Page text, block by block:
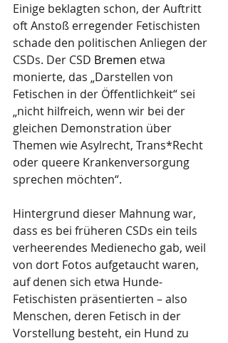
Einige beklagten schon, der Auftritt
oft Anstoß erregender Fetischisten
schade den politischen Anliegen der
CSDs. Der CSD Bremen etwa
monierte, das „Darstellen von
Fetischen in der Öffentlichkeit“ sei
„nicht hilfreich, wenn wir bei der
gleichen Demonstration über
Themen wie Asylrecht, Trans*Recht
oder queere Krankenversorgung
sprechen möchten“.
Hintergrund dieser Mahnung war,
dass es bei früheren CSDs ein teils
verheerendes Medienecho gab, weil
von dort Fotos aufgetaucht waren,
auf denen sich etwa Hunde-
Fetischisten präsentierten – also
Menschen, deren Fetisch in der
Vorstellung besteht, ein Hund zu